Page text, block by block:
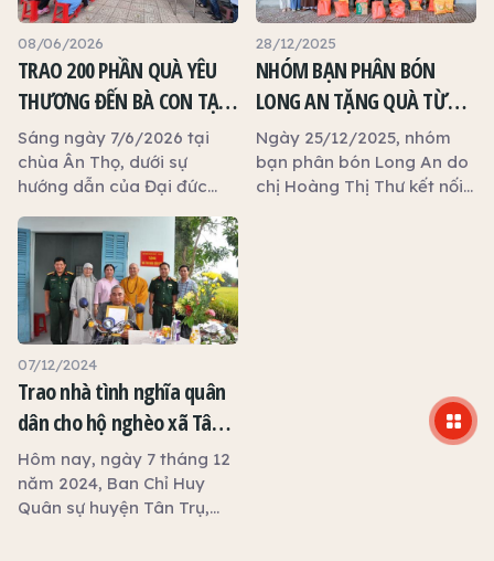
08/06/2026
TRAO 200 PHẦN QUÀ YÊU
THƯƠNG ĐẾN BÀ CON TẠI
CHÙA ÂN THỌ
Sáng ngày 7/6/2026 tại
chùa Ân Thọ, dưới sự
hướng dẫn của Đại đức
– Chủ tịch Hội đồng Thành
viên công ty Phúc Ngọc
Anh cùng các cộng sự đã
trao tặng 200 phần quà an
sinh xã hội đến các hộ gia
đình trên địa bàn. Mỗi
phần quà gồm các nhu
yếu phẩm thiết yếu phục
vụ đời sống hằng ngày,
khoảng 350.000 đồng, tổng
trị giá đợt phát quà là 70
triệu đồng.
28/12/2025
NHÓM BẠN PHÂN BÓN
LONG AN TẶNG QUÀ TỪ
THIỆN TẠI CHÙA ÂN THỌ
Ngày 25/12/2025, nhóm
bạn phân bón Long An do
chị Hoàng Thị Thư kết nối
07/12/2024
Trao nhà tình nghĩa quân
dân cho hộ nghèo xã Tân
Phước Tây huyên Tân Trụ
tỉnh Long An
Hôm nay, ngày 7 tháng 12
năm 2024, Ban Chỉ Huy
Quân sự huyện Tân Trụ,